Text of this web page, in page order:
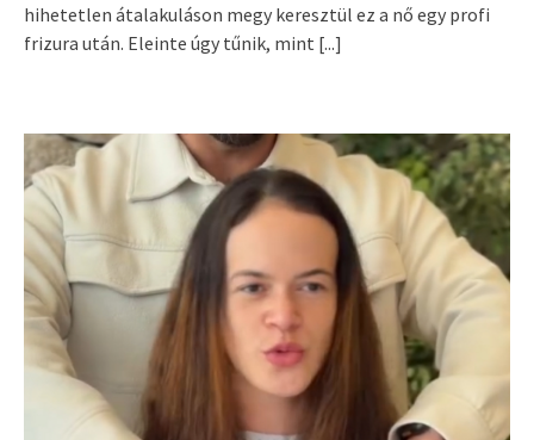
hihetetlen átalakuláson megy keresztül ez a nő egy profi
frizura után. Eleinte úgy tűnik, mint [...]